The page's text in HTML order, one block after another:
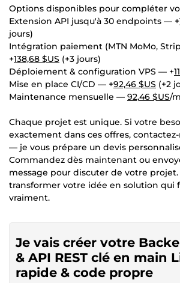
Options disponibles pour compléter
Extension API jusqu'à 30 endpoints — +
jours)
Intégration paiement (MTN MoMo,
+138,68 $US (+3 jours)
Déploiement & configuration VPS — +
Mise en place CI/CD — +92,46 $US (+2
Maintenance mensuelle — 92,46 $US/
Chaque projet est unique. Si votre
exactement dans ces offres,
— je vous prépare un devis
Commandez dès maintenant ou
message pour discuter de votre projet.
transformer votre idée en solution qui
vraiment.
Je vais créer votre
& API REST clé en main
rapide & code propre